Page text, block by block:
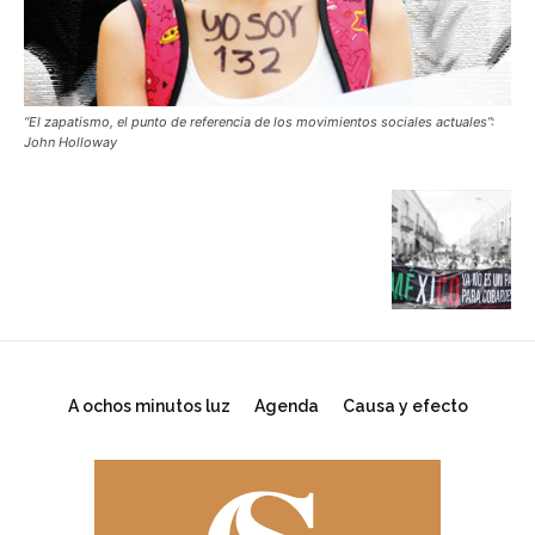
“El zapatismo, el punto de referencia de los movimientos sociales actuales”:
John Holloway
A ochos minutos luz Agenda Causa y efecto